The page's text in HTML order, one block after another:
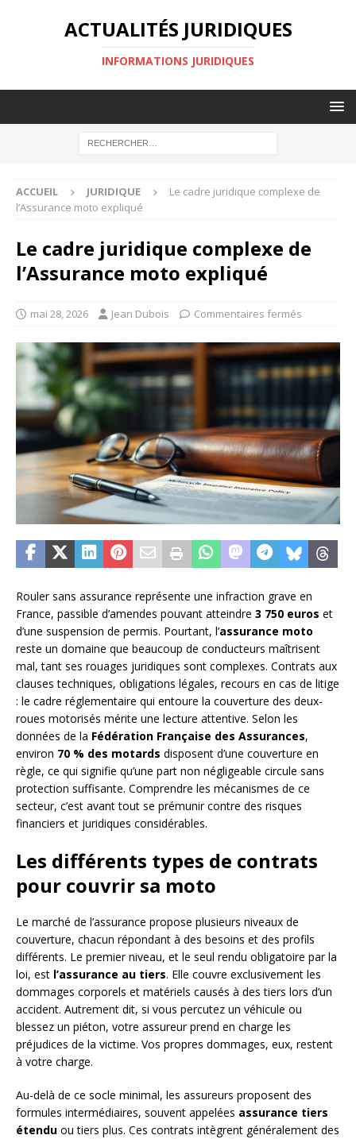
ACTUALITÉS JURIDIQUES
INFORMATIONS JURIDIQUES
ACCUEIL JURIDIQUE
Le cadre juridique complexe de
l’Assurance moto expliqué
Le cadre juridique complexe de
l’Assurance moto expliqué
mai 28, 2026 Jean Dubois Commentaires fermés
Rouler sans assurance représente une infraction grave en
France, passible d’amendes pouvant atteindre 3 750 euros et
d’une suspension de permis. Pourtant, l’assurance moto
reste un domaine que beaucoup de conducteurs maîtrisent
mal, tant ses rouages juridiques sont complexes. Contrats aux
clauses techniques, obligations légales, recours en cas de litige
: le cadre réglementaire qui entoure la couverture des deux-
roues motorisés mérite une lecture attentive. Selon les
données de la Fédération Française des Assurances,
environ 70 % des motards disposent d’une couverture en
règle, ce qui signifie qu’une part non négligeable circule sans
protection suffisante. Comprendre les mécanismes de ce
secteur, c’est avant tout se prémunir contre des risques
financiers et juridiques considérables.
Les différents types de contrats
pour couvrir sa moto
Le marché de l’assurance propose plusieurs niveaux de
couverture, chacun répondant à des besoins et des profils
différents. Le premier niveau, et le seul rendu obligatoire par la
loi, est l’assurance au tiers. Elle couvre exclusivement les
dommages corporels et matériels causés à des tiers lors d’un
accident. Autrement dit, si vous percutez un véhicule ou
blessez un piéton, votre assureur prend en charge les
préjudices de la victime. Vos propres dommages, eux, restent
à votre charge.
Au-delà de ce socle minimal, les assureurs proposent des
formules intermédiaires, souvent appelées assurance tiers
étendu ou tiers plus. Ces contrats intègrent généralement des